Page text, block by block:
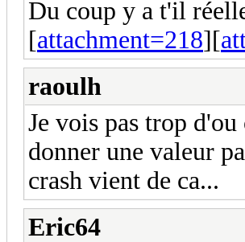
Du coup y a t'il
[attachment=218][
raoulh
Je vois pas trop
donner une valeur
crash vient de ca...
Eric64